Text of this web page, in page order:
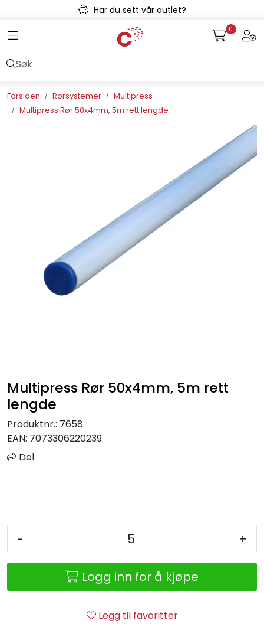
Skip to main contentHar du sett vår outlet?
Toggle navigation 0
Forsiden Rørsystemer
Multipress
Multipress Rør 50x4mm, 5m rett lengde
Multipress Rør 50x4mm, 5m rett
lengde
Produktnr.: 7658
EAN: 7073306220239
Del
- +
Logg inn for å kjøpe
Legg til favoritter
Kulvert
Sprinkler
Varmeanlegg
Outlet
Retur/reklamasjon